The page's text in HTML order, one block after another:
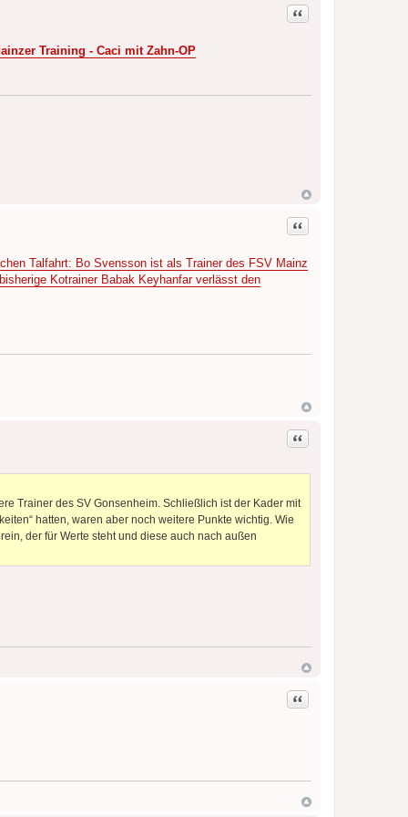
Zitat
Training - Caci mit Zahn-OP
Zitat
Talfahrt: Bo Svensson ist als Trainer des FSV Mainz
Kotrainer Babak Keyhanfar verlässt den
Zitat
Trainer des SV Gonsenheim. Schließlich ist der Kader mit
hatten, waren aber noch weitere Punkte wichtig. Wie
der für Werte steht und diese auch nach außen
Zitat